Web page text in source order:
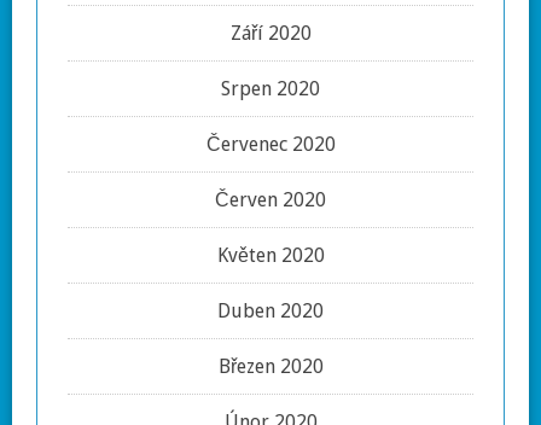
Září 2020
Srpen 2020
Červenec 2020
Červen 2020
Květen 2020
Duben 2020
Březen 2020